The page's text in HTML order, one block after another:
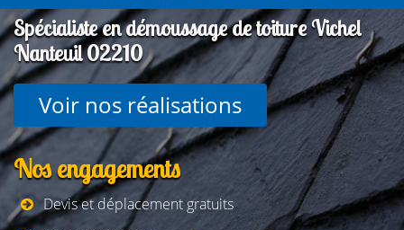
Spécialiste en démoussage de toiture Vichel
Nanteuil 02210
Voir nos réalisations
Nos engagements
Devis et déplacement gratuits